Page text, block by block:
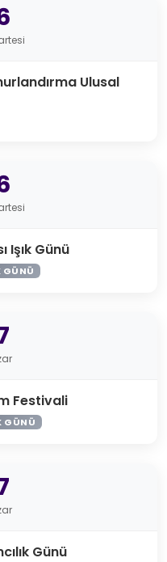
Ulusal
Işık Günü
GÜNÜ
Festivali
GÜNÜ
Günü